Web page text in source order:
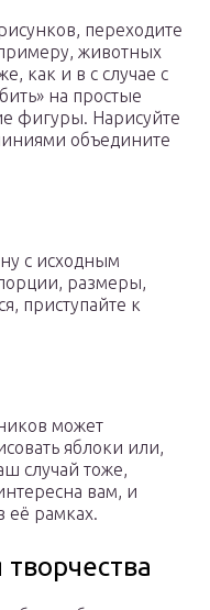
переходите
животных
как и в с случае с
на простые
фигуры. Нарисуйте
объедините
с исходным
размеры,
приступайте к
может
яблоки или,
случай тоже,
вам, и
её рамках.